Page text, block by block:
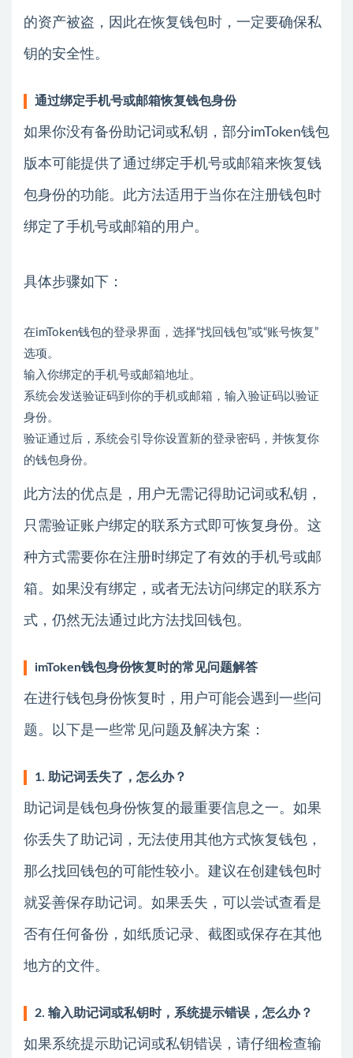
的资产被盗，因此在恢复钱包时，一定要确保私
钥的安全性。
通过绑定手机号或邮箱恢复钱包身份
如果你没有备份助记词或私钥，部分imToken钱包
版本可能提供了通过绑定手机号或邮箱来恢复钱
包身份的功能。此方法适用于当你在注册钱包时
绑定了手机号或邮箱的用户。
具体步骤如下：
在imToken钱包的登录界面，选择“找回钱包”或“账号恢复”
选项。
输入你绑定的手机号或邮箱地址。
系统会发送验证码到你的手机或邮箱，输入验证码以验证
身份。
验证通过后，系统会引导你设置新的登录密码，并恢复你
的钱包身份。
此方法的优点是，用户无需记得助记词或私钥，
只需验证账户绑定的联系方式即可恢复身份。这
种方式需要你在注册时绑定了有效的手机号或邮
箱。如果没有绑定，或者无法访问绑定的联系方
式，仍然无法通过此方法找回钱包。
imToken钱包身份恢复时的常见问题解答
在进行钱包身份恢复时，用户可能会遇到一些问
题。以下是一些常见问题及解决方案：
1. 助记词丢失了，怎么办？
助记词是钱包身份恢复的最重要信息之一。如果
你丢失了助记词，无法使用其他方式恢复钱包，
那么找回钱包的可能性较小。建议在创建钱包时
就妥善保存助记词。如果丢失，可以尝试查看是
否有任何备份，如纸质记录、截图或保存在其他
地方的文件。
2. 输入助记词或私钥时，系统提示错误，怎么办？
如果系统提示助记词或私钥错误，请仔细检查输